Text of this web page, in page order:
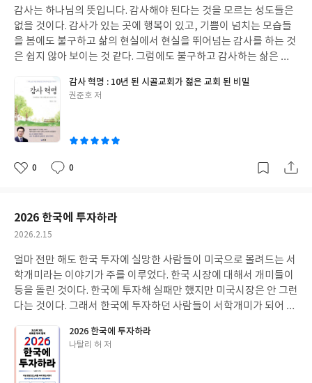
을 열어야 하는지에 대한 메시지들을 던져주고 있다. 이야기 하나 하
나 가슴에 큰 울림을 준다. 자신에게만 주어진 길, 첫 이야기를 읽으
면서도 다른 사람은 걷지 못한 길, 자신만이 걸을 수 있는 소중한 길
이 있다고 말한다. 이것만 생각하더라도 자신감이 붙는 것 같다. 다
런데 사람들은 다른 사람을 부러워하거나, 다른 사람이 걸어간 길을
걸으려고 한다는 것이다. 운명을 개척하기 위해서는 다른 사람은 걷
지 못한 길, 자신에게만 주어진 길을 걸어가야 한다. 마음에 크게 와
닿았던 것은 길을 열려면 일단 걸어야 한다는 것이다. 마음을 정하고
열심히 걸어야 한다는 것이다. 생각만 하고, 이렇게 되었으면 좋겠
다는 마음만 가지고는 안 된다는 말일 것이다. 일단 걸으면 자신에게
만 주어진 길이라는 것을 알 수 있다는 말처럼 들린다. 길을 여는 저
수 있을 것이다. 이 책을 통해 자신이 열어야 할 삶의 길을 열고, 다른
사람이 흉내 낼 수 없는 길을 만들어 가기를 소망해 본다.
일
감사는 하나님의 뜻입니다. 감사해야 된다는 것을 모르는 성도들은
없을 것이다. 감사가 있는 곳에 행복이 있고, 기쁨이 넘치는 모습들
을 봄에도 불구하고 삶의 현실에서 현실을 뛰어넘는 감사를 하는 것
은 쉽지 않아 보이는 것 같다. 그럼에도 불구하고 감사하는 삶은 삶
혁명은 100년이 넘은 송전 교회에서 일어난 감사 이야기이다. 저자
는 감사는 송전교회에 주신 하나님의 선물이라고 고백한다. 감사는
하나님이 주신 선물이기에 감사를 통해서 자신이 새로워지고, 교회
가 바뀌는 것을 경험하게 된다. 이 책은 감사가 성도와 교회를 바꾸
었다. 감사는 축복을 가져온다. 감사, 교회 어떻게 적용할까? 로 되
어 있는데, 송전교회에 일어난 감사 이야기를 들으면서 마음이 새로
을 보게 된다. 감사와 행복은 비례한다. 연구결과와 함께 삶에서 감
사와 행복이 비례한다는 것을 보게 되는데, 감사는 삶을 행복으로
이끄는 원동력이라는 것을 깨닫게 된다. 행복한 사람, 행복한 교회,
행복한 가정은 그렇지 않은 곳과 분명히 다른 면이 있다는 것을 보게
된다. 감사와 행복의 상관관계를 통해서 살펴보면 감사는 분명히 행
복한 결과를 만들어낸다. 그렇다면 반대로 감사하지 않는 곳에는 그
렇지 않은 결과를 만들어 낸다는 것을 책에 나오는 감사의 이야기를
사하기로 결정한다면 분명 책에 나오는 수많은 감사 이야기와 같은
삶을 누리게 될 것이다. 이런 감사의 혁명들이 이 책을 통해서 수많
은 사람들에게 전이되어지고, 나타나기를 간절히 기대해 본다.
감사 혁명 : 10년 된 시골교회가 젊은 교회 된 비밀
글
권준호 저
좋
0
댓
0
작
2026 한국에 투자하라
작
일
2026.2.15
얼마 전만 해도 한국 투자에 실망한 사람들이 미국으로 몰려드는 서
학개미라는 이야기가 주를 이루었다. 한국 시장에 대해서 개미들이
등을 돌린 것이다. 한국에 투자해 실패만 했지만 미국시장은 안 그런
다는 것이다. 그래서 한국에 투자하던 사람들이 서학개미가 되어 미
를 맞이하면서 사람들은 다시 한국 투자에 눈을 돌리는 것 같다는 생
각이 든다. 그런데 코스피가 5000포인트를 가고 코스탁이 1000포
인트를 가고 있지만, 그 배경을 보면 한국의 잠재력과 기술력은 세
2026 한국에 투자하라
글
나탈리 허 저